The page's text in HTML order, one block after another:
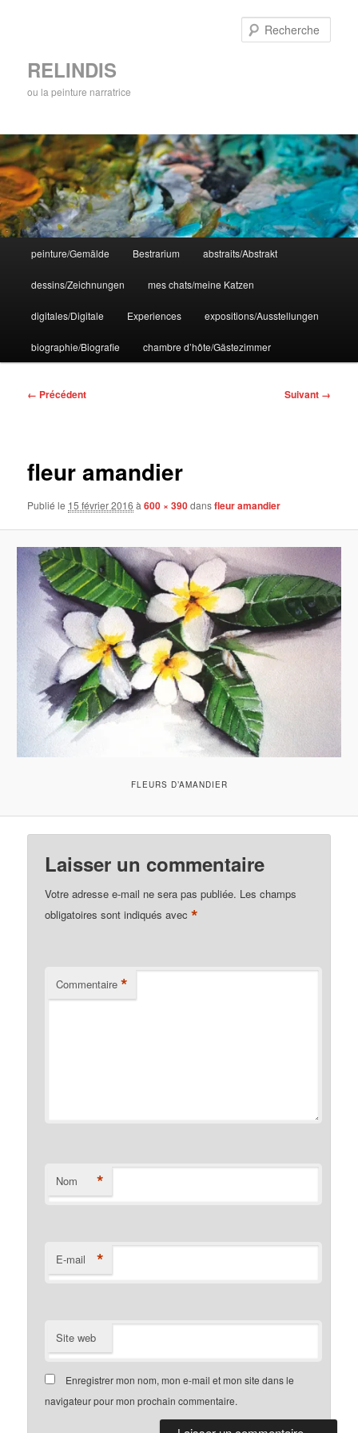
RELINDIS
ou la peinture narratrice
principal
peinture/Gemälde Bestrarium abstraits/Abstrakt
dessins/Zeichnungen mes chats/meine Katzen
digitales/Digitale Experiences expositions/Ausstellungen
biographie/Biografie chambre d’hôte/Gästezimmer
Navigation
← Précédent Suivant →
fleur amandier
Publié le 15 février 2016 à600 × 390dansfleur amandier
FLEURS D’AMANDIER
Laisser un commentaire
Votre adresse e-mail ne sera pas publiée. Les champs
obligatoires sont indiqués avec*
Commentaire *
Nom *
E-mail *
Site web
Enregistrer mon nom, mon e-mail et mon site dans le
navigateur pour mon prochain commentaire.